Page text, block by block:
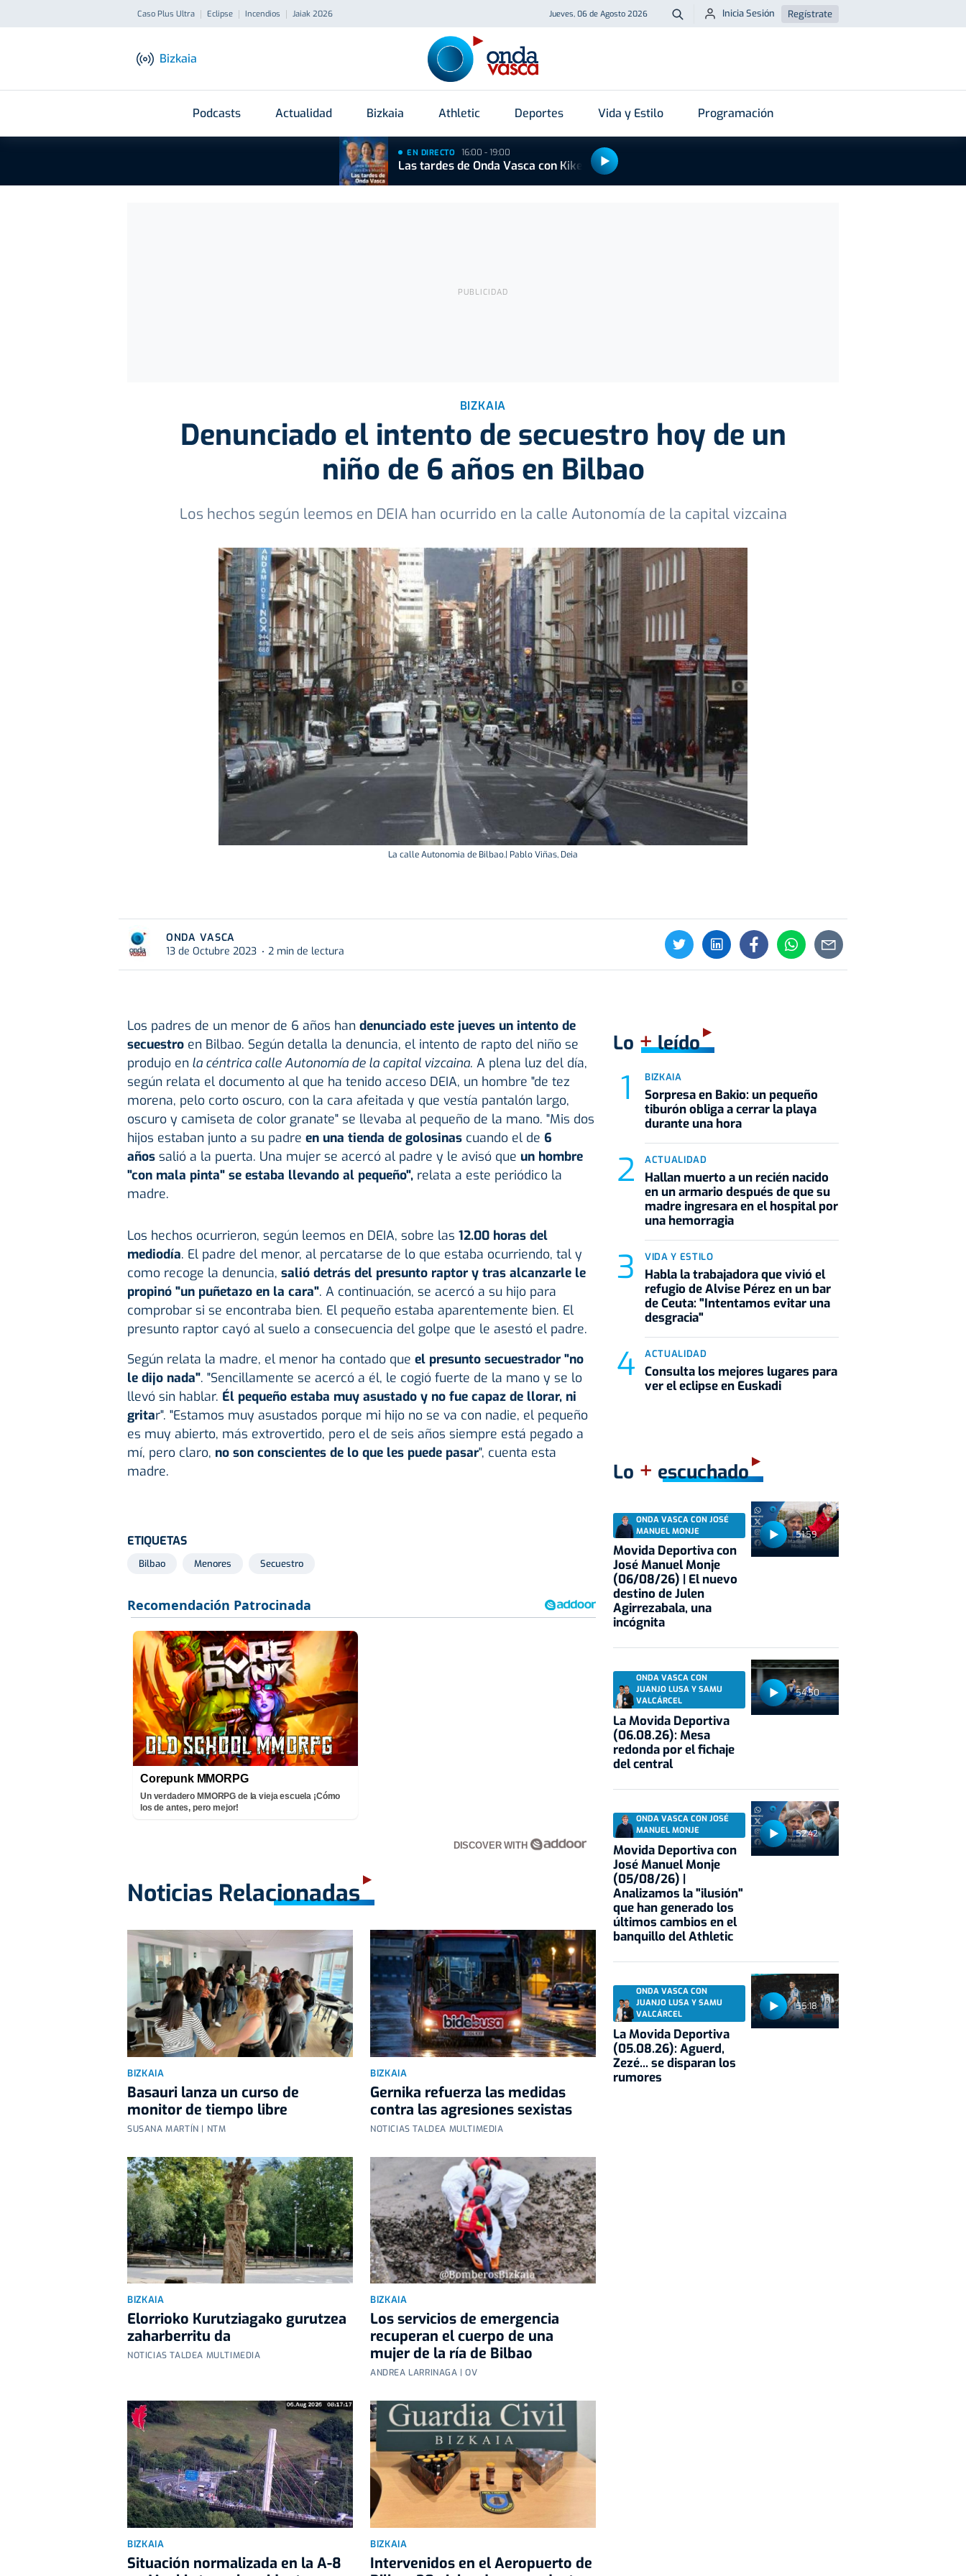
Caso Plus Ultra Eclipse Incendios Jaiak 2026 Jueves, 06 de Agosto 2026 Buscar
Inicia Sesión Regístrate
Bizkaia
Podcasts Actualidad Bizkaia Athletic Deportes Vida y Estilo Programación
EN DIRECTO 16:00 - 19:00
Las tardes de Onda Vasca con Kike Alonso
BIZKAIA
Denunciado el intento de secuestro hoy de un
niño de 6 años en Bilbao
Los hechos según leemos en DEIA han ocurrido en la calle Autonomía de la capital vizcaina
La calle Autonomia de Bilbao.| Pablo Viñas, Deia
ONDA VASCA
13 de Octubre 2023
2 min de lectura
Los padres de un menor de 6 años han denunciado este jueves un intento de
secuestro en Bilbao. Según detalla la denuncia, el intento de rapto del niño se
produjo en la céntrica calle Autonomía de la capital vizcaina. A plena luz del día,
según relata el documento al que ha tenido acceso DEIA, un hombre "de tez
morena, pelo corto oscuro, con la cara afeitada y que vestía pantalón largo,
oscuro y camiseta de color granate" se llevaba al pequeño de la mano. "Mis dos
hijos estaban junto a su padre en una tienda de golosinas cuando el de 6
años salió a la puerta. Una mujer se acercó al padre y le avisó que un hombre
"con mala pinta" se estaba llevando al pequeño", relata a este periódico la
madre.
Los hechos ocurrieron, según leemos en DEIA, sobre las 12.00 horas del
mediodía. El padre del menor, al percatarse de lo que estaba ocurriendo, tal y
como recoge la denuncia, salió detrás del presunto raptor y tras alcanzarle le
propinó "un puñetazo en la cara". A continuación, se acercó a su hijo para
comprobar si se encontraba bien. El pequeño estaba aparentemente bien. El
presunto raptor cayó al suelo a consecuencia del golpe que le asestó el padre.
Según relata la madre, el menor ha contado que el presunto secuestrador "no
le dijo nada". "Sencillamente se acercó a él, le cogió fuerte de la mano y se lo
llevó sin hablar. Él pequeño estaba muy asustado y no fue capaz de llorar, ni
gritar". "Estamos muy asustados porque mi hijo no se va con nadie, el pequeño
es muy abierto, más extrovertido, pero el de seis años siempre está pegado a
mí, pero claro, no son conscientes de lo que les puede pasar", cuenta esta
madre.
ETIQUETAS
Bilbao Menores Secuestro
Corepunk MMORPG
Un verdadero MMORPG de la vieja escuela ¡Cómo
los de antes, pero mejor!
DISCOVER WITH
Noticias Relacionadas
BIZKAIA
Basauri lanza un curso de
monitor de tiempo libre
SUSANA MARTÍN | NTM
BIZKAIA
Gernika refuerza las medidas
contra las agresiones sexistas
NOTICIAS TALDEA MULTIMEDIA
BIZKAIA
Elorrioko Kurutziagako gurutzea
zaharberritu da
NOTICIAS TALDEA MULTIMEDIA
BIZKAIA
Los servicios de emergencia
recuperan el cuerpo de una
mujer de la ría de Bilbao
ANDREA LARRINAGA | OV
BIZKAIA
Situación normalizada en la A-8
BIZKAIA
Intervenidos en el Aeropuerto de
Lo +leído
BIZKAIA
Sorpresa en Bakio: un pequeño
tiburón obliga a cerrar la playa
durante una hora
ACTUALIDAD
Hallan muerto a un recién nacido
en un armario después de que su
madre ingresara en el hospital por
una hemorragia
VIDA Y ESTILO
Habla la trabajadora que vivió el
refugio de Alvise Pérez en un bar
de Ceuta: "Intentamos evitar una
desgracia"
ACTUALIDAD
Consulta los mejores lugares para
ver el eclipse en Euskadi
Lo + escuchado
51:59
ONDA VASCA CON JOSÉ
MANUEL MONJE
Movida Deportiva con
José Manuel Monje
(06/08/26) | El nuevo
destino de Julen
Agirrezabala, una
incógnita
54:50
ONDA VASCA CON
JUANJO LUSA Y SAMU
VALCÁRCEL
La Movida Deportiva
(06.08.26): Mesa
redonda por el fichaje
del central
52:42
ONDA VASCA CON JOSÉ
MANUEL MONJE
Movida Deportiva con
José Manuel Monje
(05/08/26) |
Analizamos la "ilusión"
que han generado los
últimos cambios en el
banquillo del Athletic
55:18
ONDA VASCA CON
JUANJO LUSA Y SAMU
VALCÁRCEL
La Movida Deportiva
(05.08.26): Aguerd,
Zezé... se disparan los
rumores